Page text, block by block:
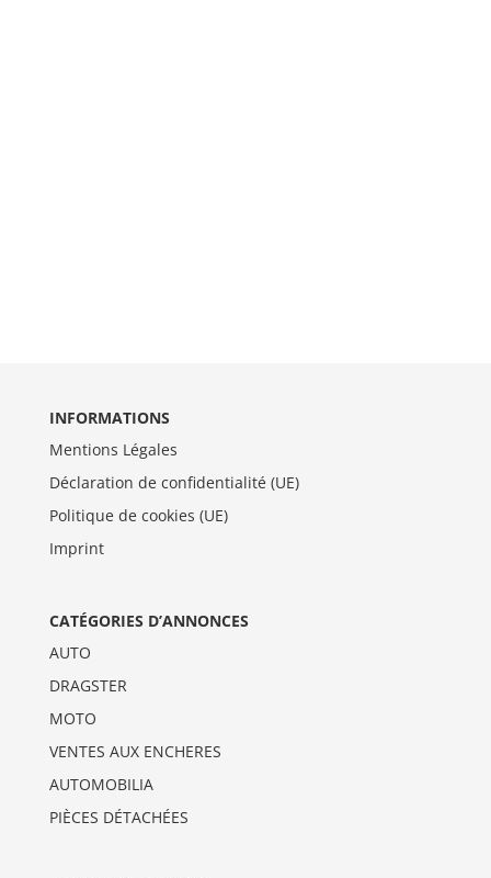
INFORMATIONS
Mentions Légales
Déclaration de confidentialité (UE)
Politique de cookies (UE)
Imprint
CATÉGORIES D’ANNONCES
AUTO
DRAGSTER
MOTO
VENTES AUX ENCHERES
AUTOMOBILIA
PIÈCES DÉTACHÉES